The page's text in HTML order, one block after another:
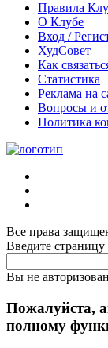
Правила
О Клубе
Вход /
ХудСовет
Как
Статистика
Реклама на
Вопросы и
Политика
Все права
Введите страницу
Вы не
Пожалуйста,
полному